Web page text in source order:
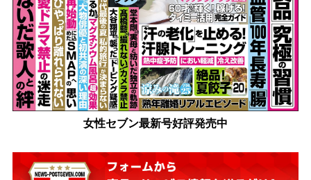
女性セブン最新号好評発売中